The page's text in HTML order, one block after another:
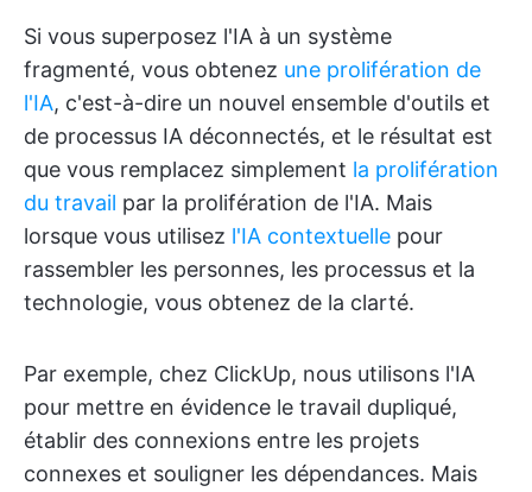
Si vous superposez l'IA à un système
fragmenté, vous obtenez une prolifération de
l'IA, c'est-à-dire un nouvel ensemble d'outils et
de processus IA déconnectés, et le résultat est
que vous remplacez simplement la prolifération
du travail par la prolifération de l'IA. Mais
lorsque vous utilisez l'IA contextuelle pour
rassembler les personnes, les processus et la
technologie, vous obtenez de la clarté.
Par exemple, chez ClickUp, nous utilisons l'IA
pour mettre en évidence le travail dupliqué,
établir des connexions entre les projets
connexes et souligner les dépendances. Mais